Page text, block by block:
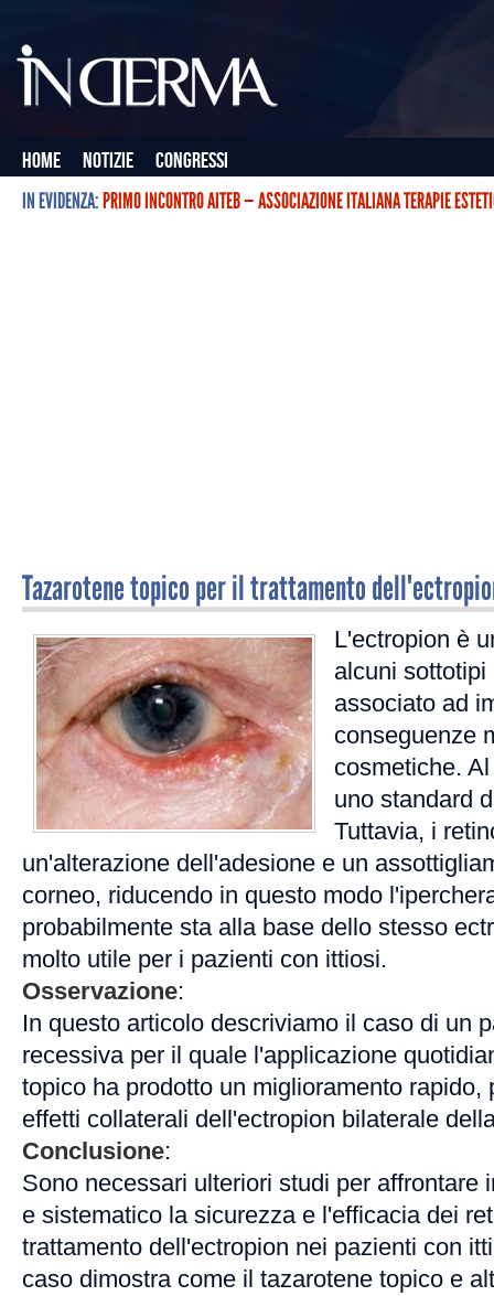
Home Notizie
Congressi
IN EVIDENZA:PRIMO INCONTRO AITEB — ASSOCIAZIONE ITALIANA TERAPIE
Tazarotene topico per il trattamento
L'ectropion è
alcuni
associato ad
conseguenze
cosmetiche.
uno standard
Tuttavia, i
un'alterazione dell'adesione e un
corneo, riducendo in questo modo
probabilmente sta alla base dello stesso
molto utile per i pazienti con ittiosi.
Osservazione:
In questo articolo descriviamo il caso di un
recessiva per il quale l'applicazione
topico ha prodotto un miglioramento rapido,
effetti collaterali dell'ectropion bilaterale
Conclusione:
Sono necessari ulteriori studi per affrontare
e sistematico la sicurezza e l'efficacia dei
trattamento dell'ectropion nei pazienti con
caso dimostra come il tazarotene topico e